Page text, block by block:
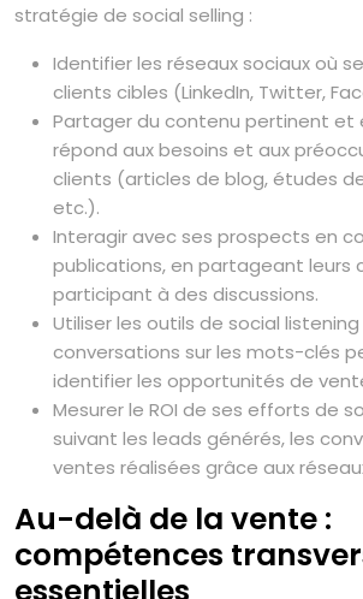
stratégie de social selling :
Identifier les réseaux sociaux où
clients cibles (LinkedIn, Twitter,
Partager du contenu pertinent et
répond aux besoins et aux
clients (articles de blog, études
etc.).
Interagir avec ses prospects en
publications, en partageant leurs
participant à des discussions.
Utiliser les outils de social
conversations sur les mots-clés
identifier les opportunités de
Mesurer le ROI de ses efforts de
suivant les leads générés, les
ventes réalisées grâce aux
Au-delà de la vente :
compétences